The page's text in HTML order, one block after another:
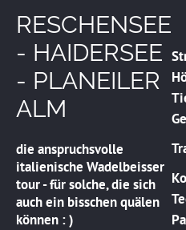
RESCHENSEE
- HAIDERSEE
- PLANEILER
ALM
die anspruchsvolle
italienische Wadelbeisser
tour - für solche, die sich
auch ein bisschen quälen
können : )